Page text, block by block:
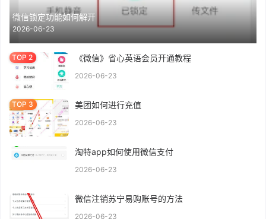
微信锁定功能如何解开
2026-06-23
《微信》省心英语会员开通教程
2026-06-23
美团如何进行充值
2026-06-23
淘特app如何使用微信支付
2026-06-23
微信注销苏宁易购账号的方法
2026-06-23